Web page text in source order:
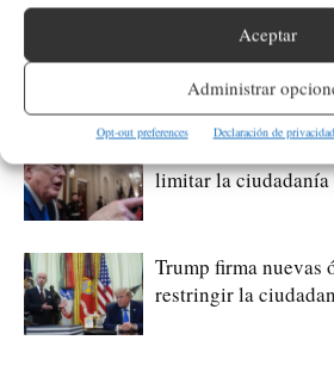
Aceptar
Administrar
Opt-out preferences Declaración de privacidad
Hunter Biden habla
padre que avanzó
limitar la
Trump firma nuevas
restringir la